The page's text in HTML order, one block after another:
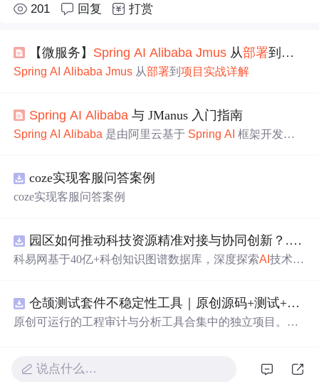
201 回复 打赏
【微服务】 Spring AI Alibaba Jmus 从部署到 项目
Spring AI Alibaba Jmus 从部署到项目实战详解
Spring AI Alibaba 与 JManus 入门指南
Spring AI Alibaba 是由阿里云基于 Spring AI 框架开发的
者快速构建智能化的企业级
g AI Alibaba开发的通用智能体平台，灵感来源于 OpenMa
定制化的、面向特定业务场景的智能体。
coze实现客服问答案例
coze实现客服问答案例
园区如何推动科技资源精准对接与协同创新？.docx
科易网基于40亿+科创知识图谱数据库，深度探索AI技术在
域的AI+数智化解决方案，推动科技创新与产业创新智能化
发展。
仓颉测试套件不稳定性工具｜原创源码+测试+离线报告
原创可运行的工程审计与分析工具合集中的独立项目。每
VG 报告、1080×720 运行效果图、README、运行说明、
说点什么…